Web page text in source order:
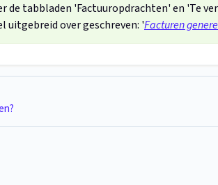
de tabbladen 'Factuuropdrachten' en 'Te
uitgebreid over geschreven: 'Facturen